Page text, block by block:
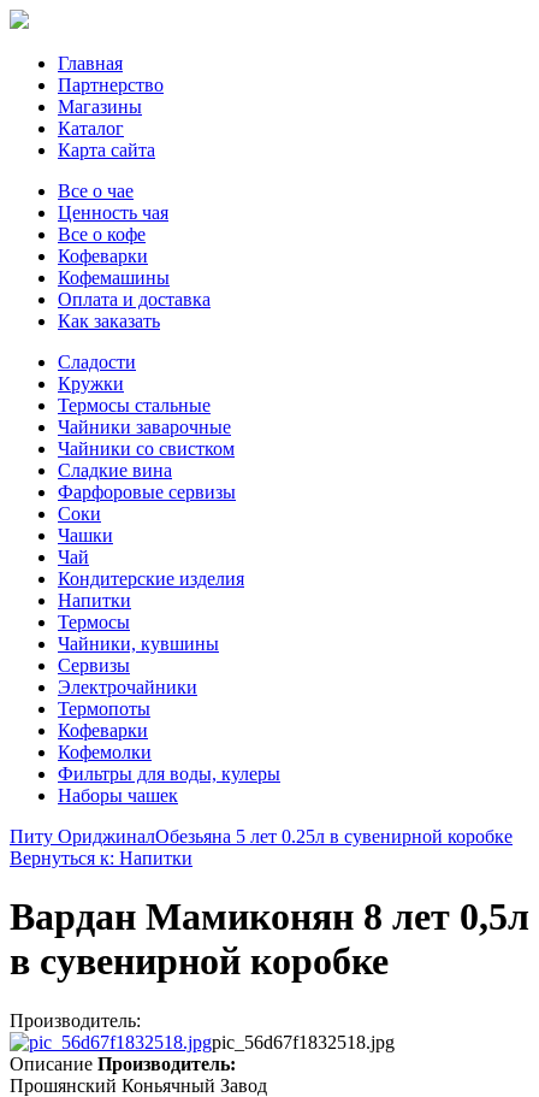
Главная
Партнерство
Магазины
Каталог
Карта сайта
Все о чае
Ценность чая
Все о кофе
Кофеварки
Кофемашины
Оплата и доставка
Как заказать
Сладости
Кружки
Термосы стальные
Чайники заварочные
Чайники со свистком
Сладкие вина
Фарфоровые сервизы
Соки
Чашки
Чай
Кондитерские изделия
Напитки
Термосы
Чайники, кувшины
Сервизы
Электрочайники
Термопоты
Кофеварки
Кофемолки
Фильтры для воды, кулеры
Наборы чашек
Питу ОриджиналОбезьяна 5 лет 0.25л в сувенирной коробке
Вернуться к: Напитки
Вардан Мамиконян 8 лет 0,5л
в сувенирной коробке
Производитель:
pic_56d67f1832518.jpg
Описание Производитель:
Прошянский Коньячный Завод